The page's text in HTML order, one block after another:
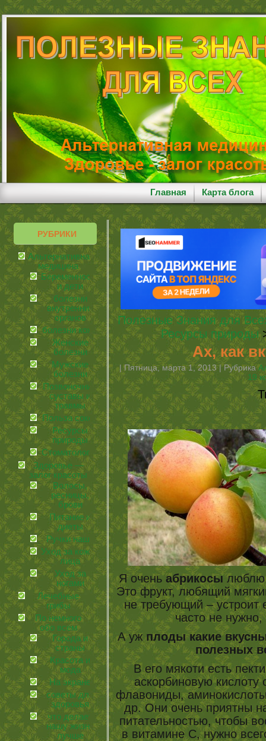
Главная Карта блога
РУБРИКИ
Альтернативная
медицина
Беременность
и дети
болезни
внутренних
органов
болезни кожи
Женские
болезни
Мужские
болезни
Позвоночник,
суставы и
травмы
Польза соков
Ресурсы
природы
Стоматология
Здоровье —
залог красоты
Волосы,
ресницы,
брови
Питание и
диеты
Ручки наши
Уход за кожей
лица
Уход за
ногами
Лечебные
грибы
По немного
обо всем
Города и
страны
Красота и
мода
На экране
советы для
здоровья
что делает
нашу жизнь
лучше
Полезные Знания для
Ресурсы природы
Ах, как
| Пятница, марта 1, 2013 | Рубрика
19
Я оченьабрикосы люблю,
Это фрукт, любящий
не требующий – устроит
часто не
А уж плоды какие
полезных
В его мякоти есть
аскорбиновую кислоту
флавониды,
др. Они очень приятны
питательностью, чтобы
в витамине С, нужно